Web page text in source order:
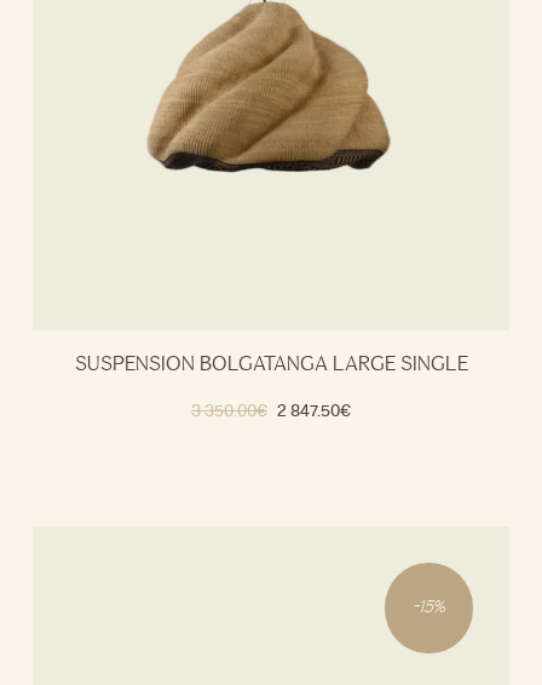
SUSPENSION BOLGATANGA LARGE SINGLE
3 350.00€ 2 847.50€
-15%